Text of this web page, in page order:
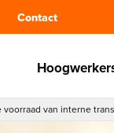
Contact
voorraad van interne